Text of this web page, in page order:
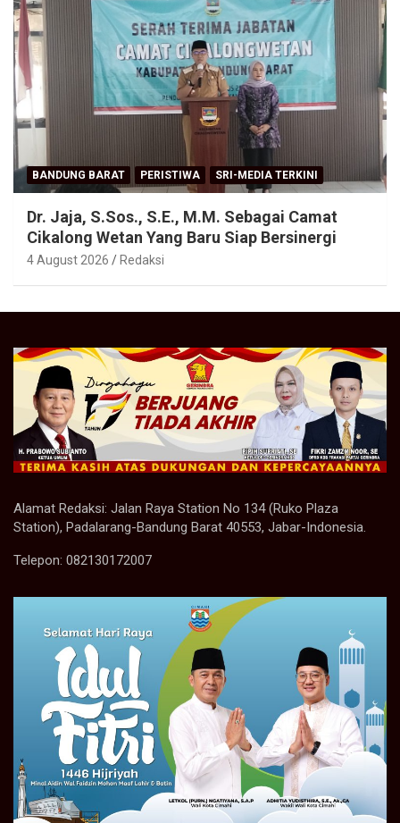
BANDUNG BARAT PERISTIWA SRI-MEDIA TERKINI
Dr. Jaja, S.Sos., S.E., M.M. Sebagai Camat
Cikalong Wetan Yang Baru Siap Bersinergi
4 August 2026 Redaksi
Alamat Redaksi: Jalan Raya Station No 134 (Ruko Plaza
Station), Padalarang-Bandung Barat 40553, Jabar-Indonesia.
Telepon: 082130172007